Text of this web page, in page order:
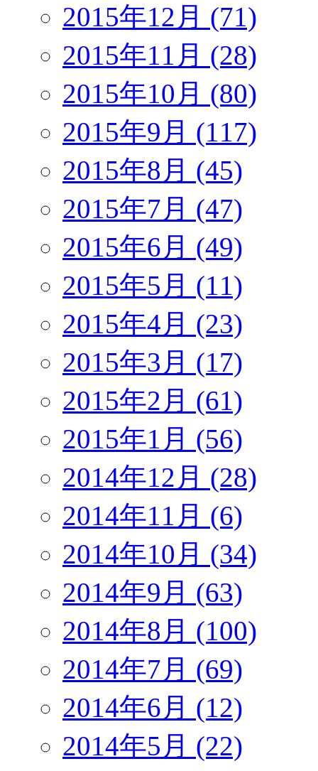
2015年12月 (71)
2015年11月 (28)
2015年10月 (80)
2015年9月 (117)
2015年8月 (45)
2015年7月 (47)
2015年6月 (49)
2015年5月 (11)
2015年4月 (23)
2015年3月 (17)
2015年2月 (61)
2015年1月 (56)
2014年12月 (28)
2014年11月 (6)
2014年10月 (34)
2014年9月 (63)
2014年8月 (100)
2014年7月 (69)
2014年6月 (12)
2014年5月 (22)